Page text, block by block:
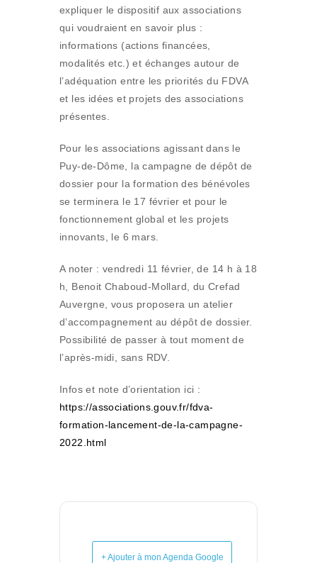
expliquer le dispositif aux associations
qui voudraient en savoir plus :
informations (actions financées,
modalités etc.) et échanges autour de
l’adéquation entre les priorités du FDVA
et les idées et projets des associations
présentes.
Pour les associations agissant dans le
Puy-de-Dôme, la campagne de dépôt de
dossier pour la formation des bénévoles
se terminera le 17 février et pour le
fonctionnement global et les projets
innovants, le 6 mars.
A noter : vendredi 11 février, de 14 h à 18
h, Benoit Chaboud-Mollard, du Crefad
Auvergne, vous proposera un atelier
d’accompagnement au dépôt de dossier.
Possibilité de passer à tout moment de
l’après-midi, sans RDV.
Infos et note d’orientation ici :
https://associations.gouv.fr/fdva-
formation-lancement-de-la-campagne-
2022.html
+ Ajouter à mon Agenda Google